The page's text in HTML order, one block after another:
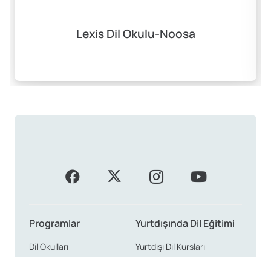
Lexis Dil Okulu-Noosa
Programlar
Dil Okulları
Yurtdışında Dil Eğitimi
Yurtdışı Dil Kursları